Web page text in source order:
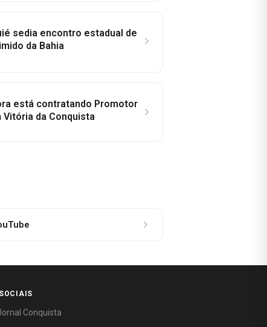
sedia encontro estadual de
da Bahia
está contratando Promotor
Vitória da Conquista
Conquista